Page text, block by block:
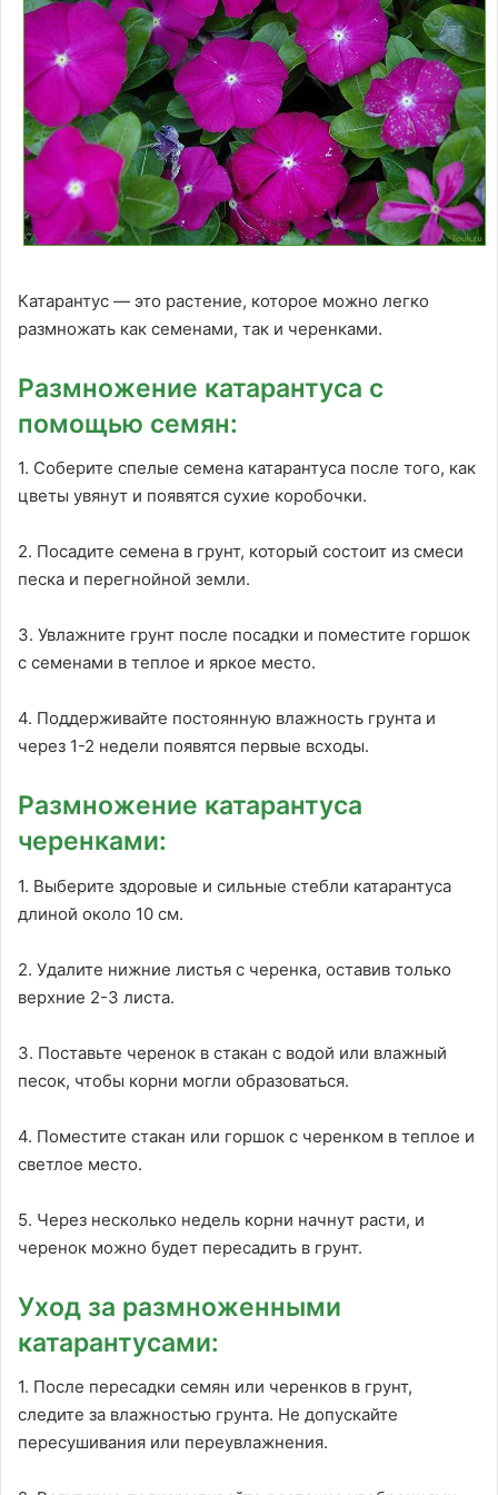
Катарантус — это растение, которое можно легко
размножать как семенами, так и черенками.
Размножение катарантуса с
помощью семян:
1. Соберите спелые семена катарантуса после того, как
цветы увянут и появятся сухие коробочки.
2. Посадите семена в грунт, который состоит из смеси
песка и перегнойной земли.
3. Увлажните грунт после посадки и поместите горшок
с семенами в теплое и яркое место.
4. Поддерживайте постоянную влажность грунта и
через 1-2 недели появятся первые всходы.
Размножение катарантуса
черенками:
1. Выберите здоровые и сильные стебли катарантуса
длиной около 10 см.
2. Удалите нижние листья с черенка, оставив только
верхние 2-3 листа.
3. Поставьте черенок в стакан с водой или влажный
песок, чтобы корни могли образоваться.
4. Поместите стакан или горшок с черенком в теплое и
светлое место.
5. Через несколько недель корни начнут расти, и
черенок можно будет пересадить в грунт.
Уход за размноженными
катарантусами:
1. После пересадки семян или черенков в грунт,
следите за влажностью грунта. Не допускайте
пересушивания или переувлажнения.